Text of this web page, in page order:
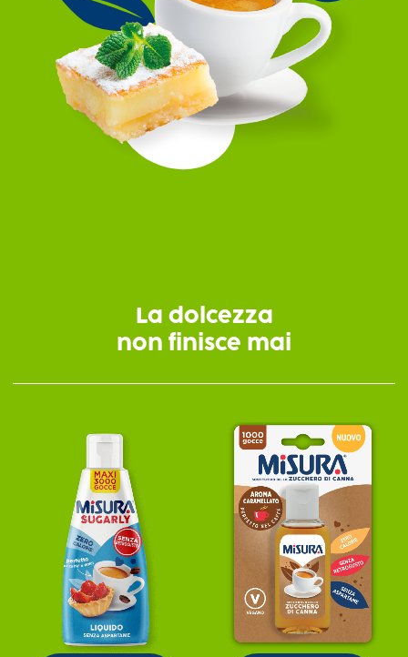
La dolcezza
non finisce mai
Misura® Sugarly Liquido Misura® Liquido